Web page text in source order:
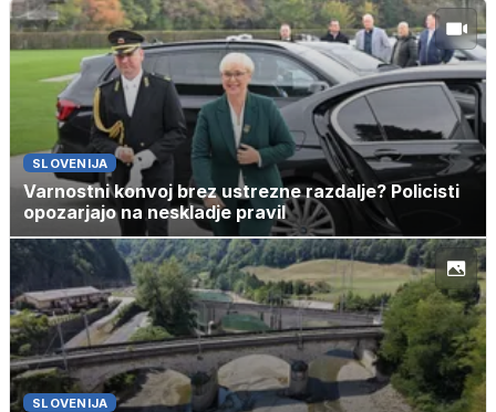
SLOVENIJA
Varnostni konvoj brez ustrezne razdalje? Policisti
opozarjajo na neskladje pravil
SLOVENIJA